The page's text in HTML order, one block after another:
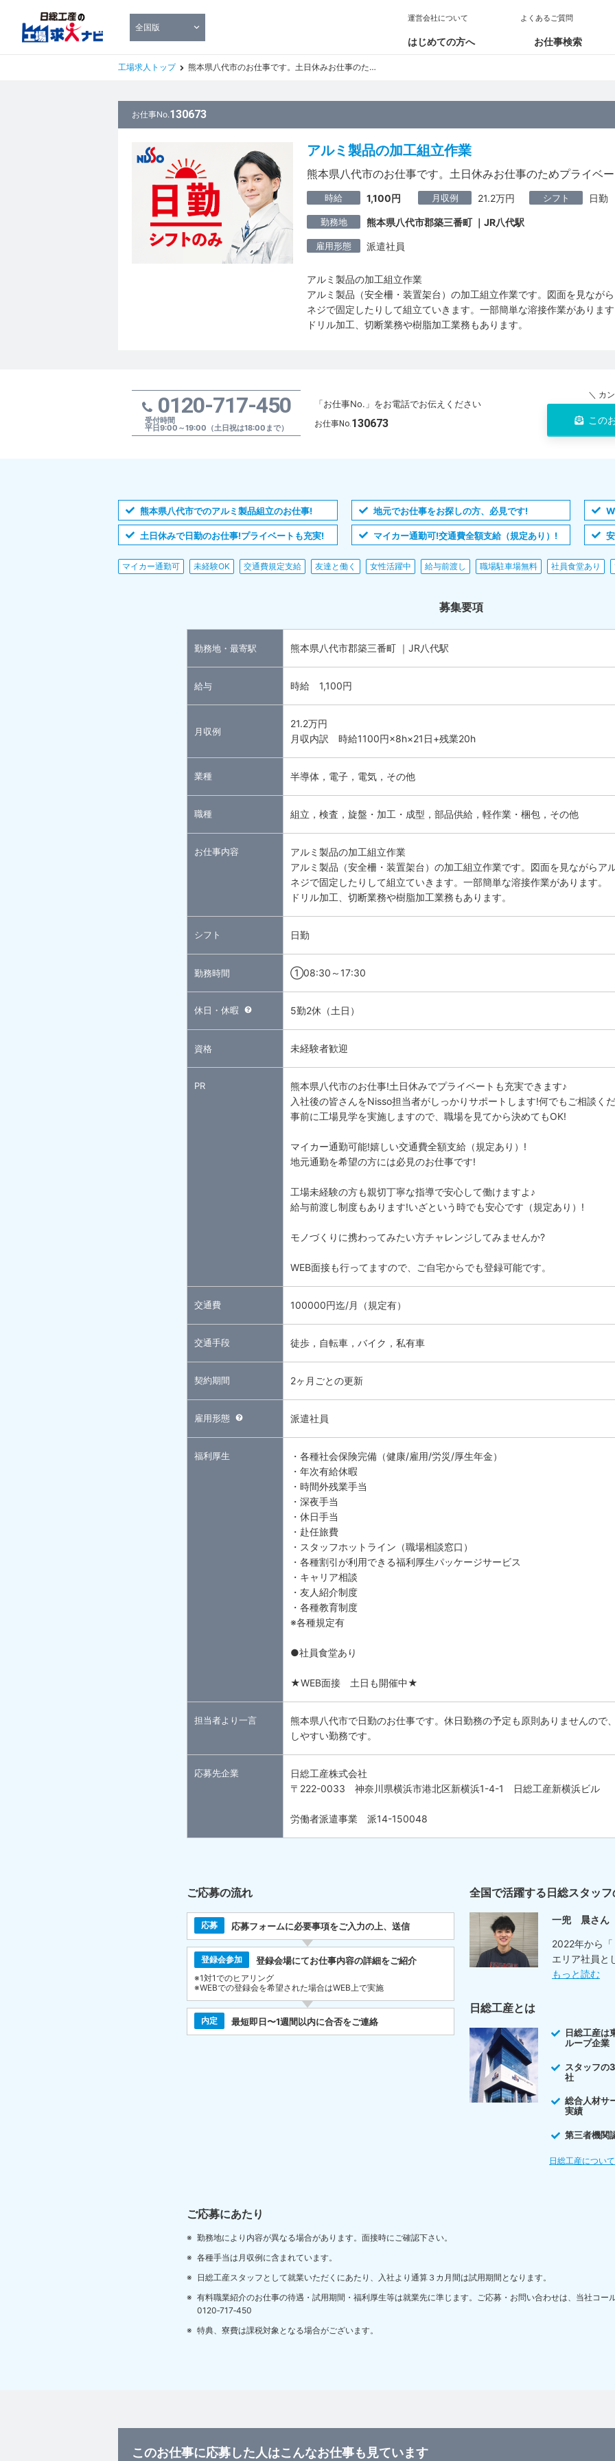
全国版
はじめての方へ お仕事検索
運営会社について よくあるご質問
工場求人トップ 熊本県八代市のお仕事です。土日休みお仕事のためプライベートも充実!
お仕事No.130673
アルミ製品の加工組立作業
熊本県八代市のお仕事です。土日休みお仕事のためプライベ
時給 1,100円 月収例 21.2万円 シフト 日勤
勤務地 熊本県八代市郡築三番町 ｜JR八代駅
雇用形態 派遣社員
アルミ製品の加工組立作業
アルミ製品（安全柵・装置架台）の加工組立作業です。図面を見なが
ネジで固定したりして組立ていきます。一部簡単な溶接作業がありま
ドリル加工、切断業務や樹脂加工業務もあります。
0120-717-450
受付時間
平日9:00～19:00（土日祝は18:00まで）
「お仕事No.」をお電話でお伝えください
お仕事No. 130673
＼ カ
この
熊本県八代市でのアルミ製品組立のお仕事! 地元でお仕事をお探しの方、必見です!
土日休みで日勤のお仕事!プライベートも充実! マイカー通勤可!交通費全額支給（規定あり）!
マイカー通勤可 未経験OK 交通費規定支給 友達と働く 女性活躍中 給与前渡し 職場駐車場無料 社員食堂あり
募集要項
勤務地・最寄駅 熊本県八代市郡築三番町 ｜JR八代駅
給与 時給 1,100円
月収例
21.2万円
月収内訳 時給1100円×8h×21日+残業20h
業種 半導体，電子，電気，その他
職種 組立，検査，旋盤・加工・成型，部品供給，軽作業・梱包，その他
お仕事内容
アルミ製品の加工組立作業
アルミ製品（安全柵・装置架台）の加工組立作業です。図面を見ながらア
ネジで固定したりして組立ていきます。一部簡単な溶接作業があります。
ドリル加工、切断業務や樹脂加工業務もあります。
シフト 日勤
勤務時間 ①08:30～17:30
休日・休暇 5勤2休（土日）
資格 未経験者歓迎
PR
熊本県八代市のお仕事!土日休みでプライベートも充実できます♪
入社後の皆さんをNisso担当者がしっかりサポートします!何でもご相談く
事前に工場見学を実施しますので、職場を見てから決めてもOK!
マイカー通勤可能!嬉しい交通費全額支給（規定あり）!
地元通勤を希望の方には必見のお仕事です!
工場未経験の方も親切丁寧な指導で安心して働けますよ♪
給与前渡し制度もあります!いざという時でも安心です（規定あり）!
モノづくりに携わってみたい方チャレンジしてみませんか?
WEB面接も行ってますので、ご自宅からでも登録可能です。
交通費 100000円迄/月（規定有）
交通手段 徒歩，自転車，バイク，私有車
契約期間 2ヶ月ごとの更新
雇用形態 派遣社員
福利厚生
・各種社会保険完備（健康/雇用/労災/厚生年金）
・年次有給休暇
・時間外残業手当
・深夜手当
・休日手当
・赴任旅費
・スタッフホットライン（職場相談窓口）
・各種割引が利用できる福利厚生パッケージサービス
・キャリア相談
・友人紹介制度
・各種教育制度
※各種規定有
●社員食堂あり
★WEB面接 土日も開催中★
担当者より一言
熊本県八代市で日勤のお仕事です。休日勤務の予定も原則ありませんので
しやすい勤務です。
応募先企業
日総工産株式会社
〒222-0033 神奈川県横浜市港北区新横浜1-4-1 日総工産新横浜ビル
労働者派遣事業 派14-150048
ご応募の流れ
応募 応募フォームに必要事項をご入力の上、送信
登録会参加 登録会場にてお仕事内容の詳細をご紹介
※1対1でのヒアリング
※WEBでの登録会を希望された場合はWEB上で実施
内定 最短即日〜1週間以内に合否をご連絡
全国で活躍する日総スタッ
一兜 晨さん
2022年から
エリア社員と
もっと読む
日総工産とは
日総工産は
ループ企業
スタッフの
社
総合人材サ
実績
第三者機関
日総工産につい
ご応募にあたり
勤務地により内容が異なる場合があります。面接時にご確認下さい。
各種手当は月収例に含まれています。
日総工産スタッフとして就業いただくにあたり、入社より通算３カ月間は試用期間となります。
有料職業紹介のお仕事の待遇・試用期間・福利厚生等は就業先に準じます。ご応募・お問い合わせは、当社コー
0120‐717‐450
特典、寮費は課税対象となる場合がございます。
このお仕事に応募した人はこんなお仕事も見ています